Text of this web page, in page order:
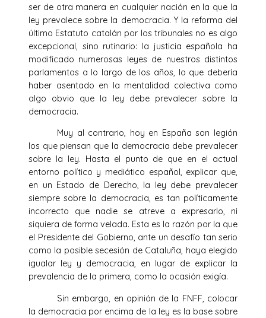
ser de otra manera en cualquier nación en la que la
ley prevalece sobre la democracia. Y la reforma del
último Estatuto catalán por los tribunales no es algo
excepcional, sino rutinario: la justicia española ha
modificado numerosas leyes de nuestros distintos
parlamentos a lo largo de los años, lo que debería
haber asentado en la mentalidad colectiva como
algo obvio que la ley debe prevalecer sobre la
democracia.
Muy al contrario, hoy en España son legión
los que piensan que la democracia debe prevalecer
sobre la ley. Hasta el punto de que en el actual
entorno político y mediático español, explicar que,
en un Estado de Derecho, la ley debe prevalecer
siempre sobre la democracia, es tan políticamente
incorrecto que nadie se atreve a expresarlo, ni
siquiera de forma velada. Esta es la razón por la que
el Presidente del Gobierno, ante un desafío tan serio
como la posible secesión de Cataluña, haya elegido
igualar ley y democracia, en lugar de explicar la
prevalencia de la primera, como la ocasión exigía.
Sin embargo, en opinión de la FNFF, colocar
la democracia por encima de la ley es la base sobre